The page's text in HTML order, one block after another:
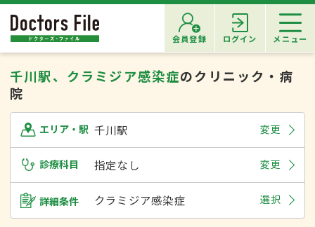
会員登録 ログイン メニュー
千川駅、クラミジア感染症のクリニック・病
院
エリア・駅 千川駅 変更
診療科目 指定なし 変更
詳細条件 クラミジア感染症 選択